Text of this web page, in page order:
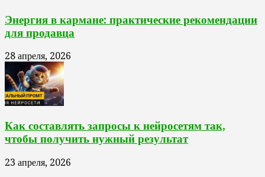
Энергия в кармане: практические рекомендации
для продавца
28 апреля, 2026
Как составлять запросы к нейросетям так,
чтобы получить нужный результат
23 апреля, 2026